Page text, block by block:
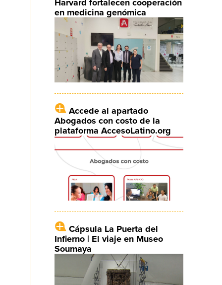
Harvard fortalecen cooperación
en medicina genómica
Accede al apartado
Abogados con costo de la
plataforma AccesoLatino.org
Cápsula La Puerta del
Infierno | El viaje en Museo
Soumaya